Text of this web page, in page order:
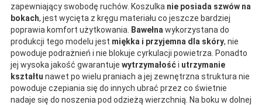
zapewniający swobodę ruchów. Koszulka nie posiada szwów na
bokach, jest wycięta z kręgu materiału co jeszcze bardziej
poprawia komfort użytkowania. Bawełna wykorzystana do
produkcji tego modelu jest miękka i przyjemna dla skóry, nie
powoduje podrażnień i nie blokuje cyrkulacji powietrza. Ponadto
jej wysoka jakość gwarantuje wytrzymałośći utrzymanie
kształtu nawet po wielu praniach a jej zewnętrzna struktura nie
powoduje czepiania się do innych ubrać przez co świetnie
nadaje się do noszenia pod odzieżą wierzchnią. Na boku w dolnej